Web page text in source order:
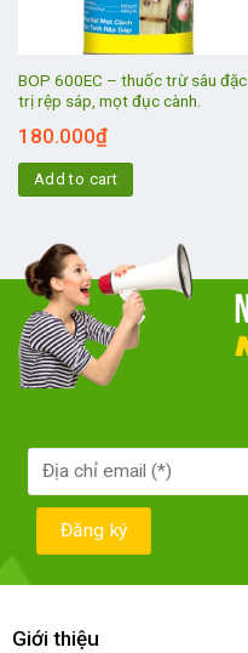
BOP 600EC – thuốc trừ sâu đặc
trị rệp sáp, mọt đục cành.
180.000₫
Add to cart
Giới thiệu